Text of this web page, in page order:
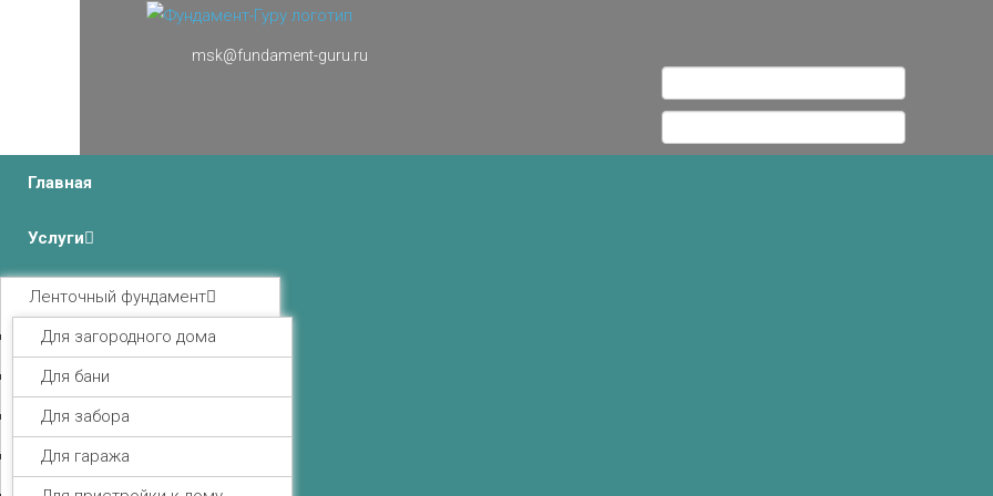
msk@fundament-guru.ru
Главная
Услуги
Ленточный фундамент
Для загородного дома
Для бани
Для забора
Для гаража